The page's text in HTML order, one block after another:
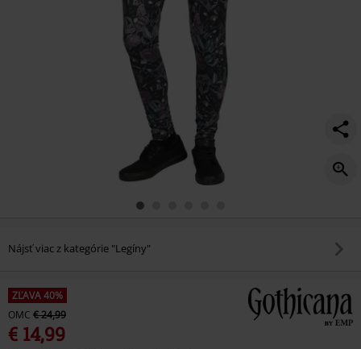
Nájsť viac z kategórie "Legíny"
ZĽAVA 40%
OMC € 24,99
€ 14,99